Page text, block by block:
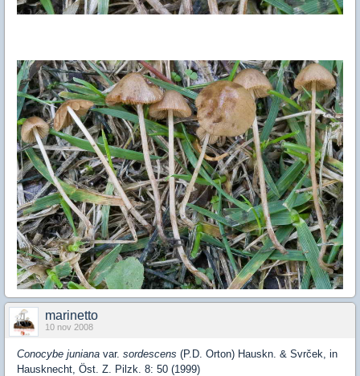
marinetto
10 nov 2008
Conocybe juniana var. sordescens (P.D. Orton) Hauskn. & Svrček, in
Hausknecht, Öst. Z. Pilzk. 8: 50 (1999)